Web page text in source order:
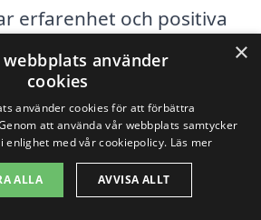
erfarenhet och positiva
i närheten av
kan hitta professionella
×
webbplats använder
cookies
använder cookies för att förbättra
att använda vår webbplats samtycker
enlighet med vår cookiepolicy. Läs mer
ALLA AVVISA ALLT